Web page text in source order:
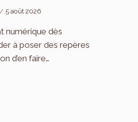
5 août 2026
numérique dès
à poser des repères
d’en faire…